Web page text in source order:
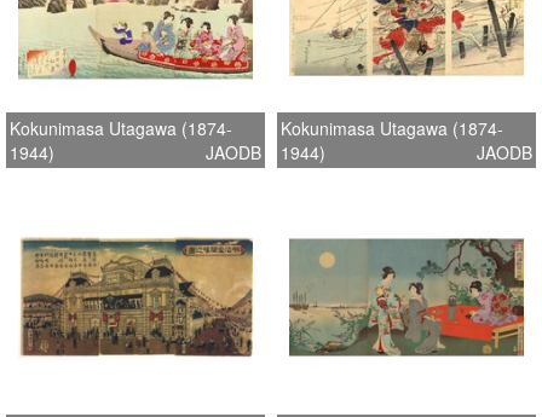
Kokunimasa Utagawa (1874-
1944)
JAODB
Kokunimasa Utagawa (1874-
1944)
JAODB